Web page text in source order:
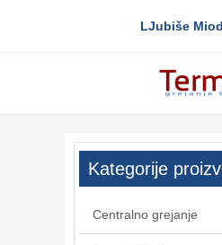
LJubiše
Kategorije
Centralno grejanje